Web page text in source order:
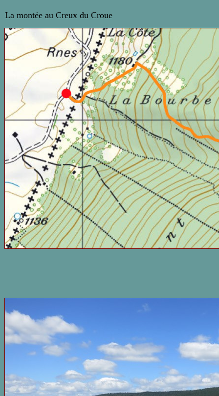
La montée au Creux du Croue